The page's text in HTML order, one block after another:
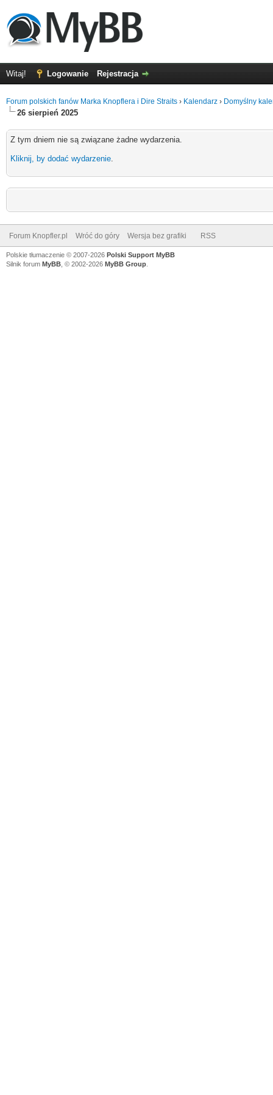
Witaj! Logowanie Rejestracja
Forum polskich fanów Marka Knopflera i Dire Straits › Kalendarz › Domyślny
26 sierpień 2025
Z tym dniem nie są związane żadne wydarzenia.
Kliknij, by dodać wydarzenie.
Forum Knopfler.pl Wróć do góry Wersja bez grafiki RSS
Polskie tłumaczenie © 2007-2026 Polski Support MyBB
Silnik forum MyBB , © 2002-2026 MyBB Group